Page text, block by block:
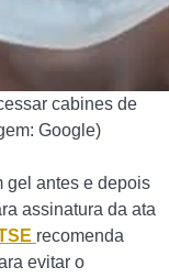
cabines de
Google)
gel antes e depois
assinatura da ata
recomenda
evitar o